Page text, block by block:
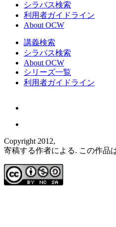
シラバス検索
利用者ガイドライン
About OCW
講義検索
シラバス検索
About OCW
シリーズ一覧
利用者ガイドライン
Copyright 2012,
寄稿する作者による. この作品